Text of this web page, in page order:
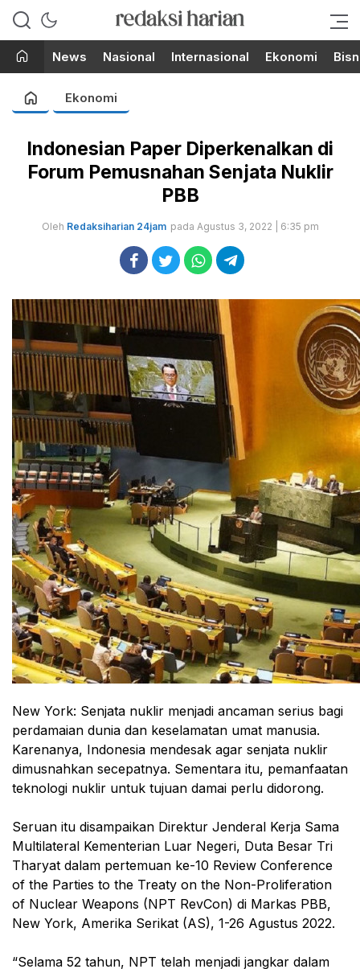
RedaksiHarian.com
Berita Terupdate dari Redaksi
News Nasional Internasional Ekonomi
Ekonomi
Indonesian Paper Diperkenalkan di
Forum Pemusnahan Senjata Nuklir
PBB
Oleh Redaksiharian 24jam pada Agustus 3, 2022 | 6:35 pm
New York: Senjata nuklir menjadi ancaman serius bagi
perdamaian dunia dan keselamatan umat manusia.
Karenanya, Indonesia mendesak agar senjata nuklir
dimusnahkan secepatnya. Sementara itu, pemanfaatan
teknologi nuklir untuk tujuan damai perlu didorong.
Seruan itu disampaikan Direktur Jenderal Kerja Sama
Multilateral Kementerian Luar Negeri, Duta Besar Tri
Tharyat dalam pertemuan ke-10 Review Conference
of the Parties to the Treaty on the Non-Proliferation
of Nuclear Weapons (NPT RevCon) di Markas PBB,
New York, Amerika Serikat (AS), 1-26 Agustus 2022.
“Selama 52 tahun, NPT telah menjadi jangkar dalam